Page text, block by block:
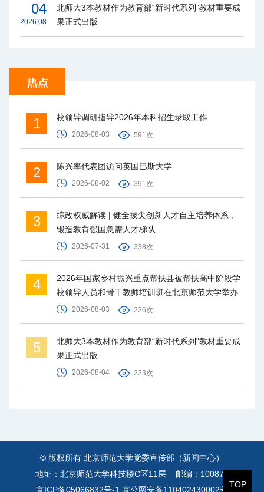
04
2026.08
北师大3本教材作为教育部“新时代系列”教材重要成
果正式出版
1 校领导调研指导2026年本科招生录取工作
2026-08-03 591次
2 陈兴率代表团访问英国巴斯大学
2026-08-02 391次
3
综改权威解读 | 健全拔尖创新人才自主培养体系，
锻造教育强国急需人才梯队
2026-07-31 338次
4
2026年国家乡村振兴重点帮扶县被帮扶高中阶段学
校领导人员和骨干教师培训班在北京师范大学举办
2026-08-03 226次
5
北师大3本教材作为教育部“新时代系列”教材重要成
果正式出版
2026-08-04 223次
TOP
© 版权所有 北京师范大学党委宣传部（新闻中心）
地址：北京师范大学科技楼C区11层 邮编：100875
京ICP备05066832号-1 京公网安备110402430002号